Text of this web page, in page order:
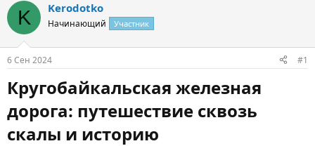
т
е
м
ы
а
ч
л
K Kerodotko
Начинающий Участник
6 Сен 2024 #1
Кругобайкальская железная
дорога: путешествие сквозь
скалы и историю​